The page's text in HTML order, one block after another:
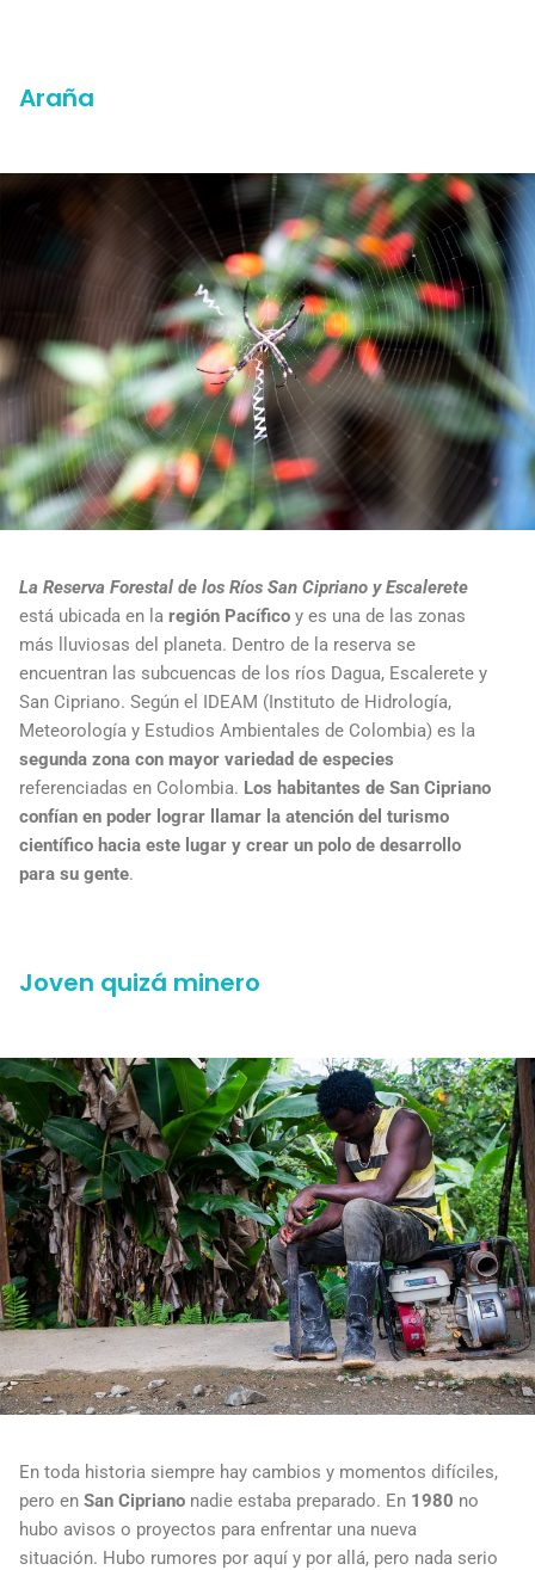
Araña
La Reserva Forestal de los Ríos San Cipriano y Escalerete
está ubicada en la región Pacífico y es una de las zonas
más lluviosas del planeta. Dentro de la reserva se
encuentran las subcuencas de los ríos Dagua, Escalerete y
San Cipriano. Según el IDEAM (Instituto de Hidrología,
Meteorología y Estudios Ambientales de Colombia) es la
segunda zona con mayor variedad de especies
referenciadas en Colombia. Los habitantes de San Cipriano
confían en poder lograr llamar la atención del turismo
científico hacia este lugar y crear un polo de desarrollo
para su gente.
Joven quizá minero
En toda historia siempre hay cambios y momentos difíciles,
pero en San Cipriano nadie estaba preparado. En 1980 no
hubo avisos o proyectos para enfrentar una nueva
situación. Hubo rumores por aquí y por allá, pero nada serio